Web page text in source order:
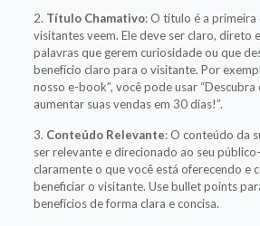
2. Título Chamativo: O título é a primeira
visitantes veem. Ele deve ser claro, direto
palavras que gerem curiosidade ou que
benefício claro para o visitante. Por
nosso e-book”, você pode usar “Descubra
aumentar suas vendas em 30 dias!”.
3. Conteúdo Relevante: O conteúdo da
ser relevante e direcionado ao seu
claramente o que você está oferecendo e
beneficiar o visitante. Use bullet points
benefícios de forma clara e concisa.